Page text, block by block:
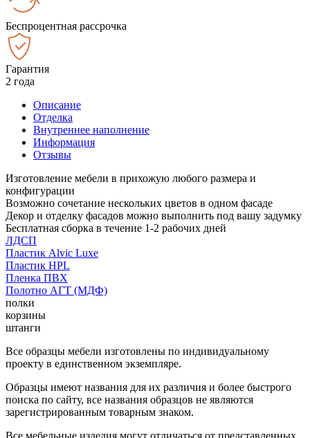
Беспроцентная рассрочка
Гарантия
2 года
Описание
Отделка
Внутреннее наполнение
Информация
Отзывы
Изготовление мебели в прихожую любого размера и
конфигурации
Возможно сочетание нескольких цветов в одном фасаде
Декор и отделку фасадов можно выполнить под вашу задумку
Бесплатная сборка в течение 1-2 рабочих дней
ЛДСП
Пластик Alvic Luxe
Пластик HPL
Пленка ПВХ
Полотно АГТ (МДФ)
полки
корзины
штанги
Все образцы мебели изготовлены по индивидуальному
проекту в единственном экземпляре.
Образцы имеют названия для их различия и более быстрого
поиска по сайту, все названия образцов не являются
зарегистрированным товарным знаком.
Все мебельные изделия могут отличаться от представленных